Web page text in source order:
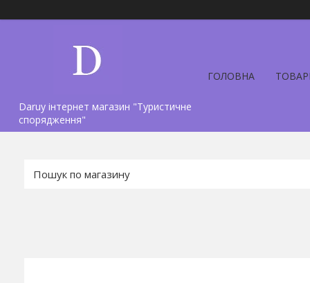
Daruy інтернет магазин "Туристичне
спорядження"
ГОЛОВНА